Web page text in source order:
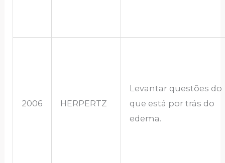
2006 HERPERTZ
Levantar questões do
que está por trás do
edema.